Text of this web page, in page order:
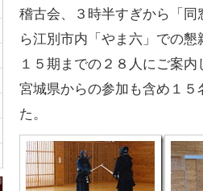
稽古会、３時半すぎから「
ら江別市内「やま六」での
１５期までの２８人にご案
宮城県からの参加も含め１
た。